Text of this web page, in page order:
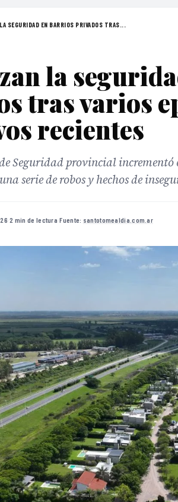
SEGURIDAD EN BARRIOS PRIVADOS TRAS...
la
tras varios
recientes
Seguridad provincial incrementó
serie de robos y hechos de
·2 min de lectura·Fuente: santotomealdia.com.ar